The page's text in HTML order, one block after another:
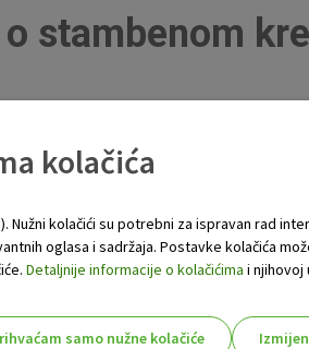
stambenom
kolačića
Nužni kolačići su potrebni za ispravan rad
oglasa i sadržaja. Postavke kolačića
Detaljnije informacije o kolačićima i njihovoj
samo nužne kolačiće